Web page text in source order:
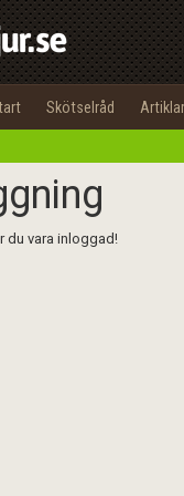
Skötselråd Artiklar
du vara inloggad!